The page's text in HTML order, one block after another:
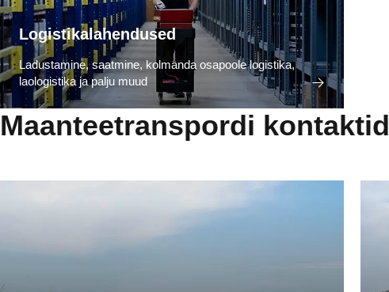
Logistikalahendused
Ladustamine, saatmine, kolmanda osapoole logistika,
laologistika ja palju muud
Maanteetranspordi kontaktid